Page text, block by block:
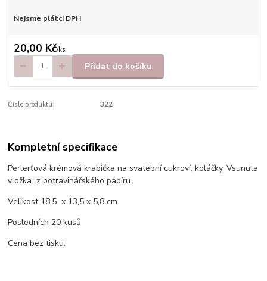
Nejsme plátci DPH
20,00 Kč/ks
Přidat do košíku
Číslo produktu: 322
Kompletní specifikace
Perlerťová krémová krabička na svatební cukroví, koláčky. Vsunuta
vložka z potravinářského papíru.
Velikost 18,5 x 13,5 x 5,8 cm.
Posledních 20 kusů
Cena bez tisku.